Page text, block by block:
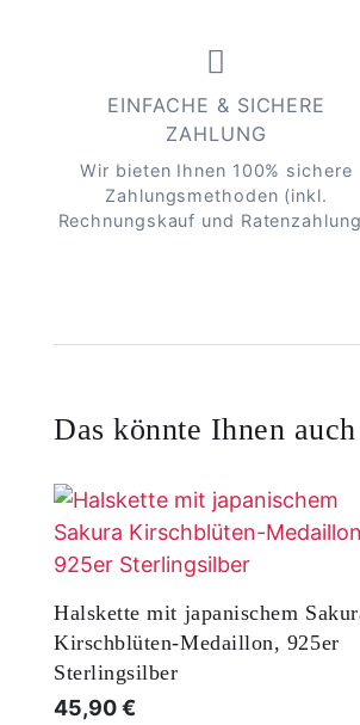
EINFACHE & SICHERE
ZAHLUNG
Wir bieten Ihnen 100% sichere
Zahlungsmethoden (inkl.
Rechnungskauf und
Das könnte Ihnen
Halskette mit japanischem
Kirschblüten-Medaillon, 925er
Sterlingsilber
45,90€